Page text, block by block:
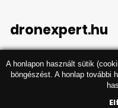
dronexpert.hu
A honlapon használt sütik
böngészést. A honlap további